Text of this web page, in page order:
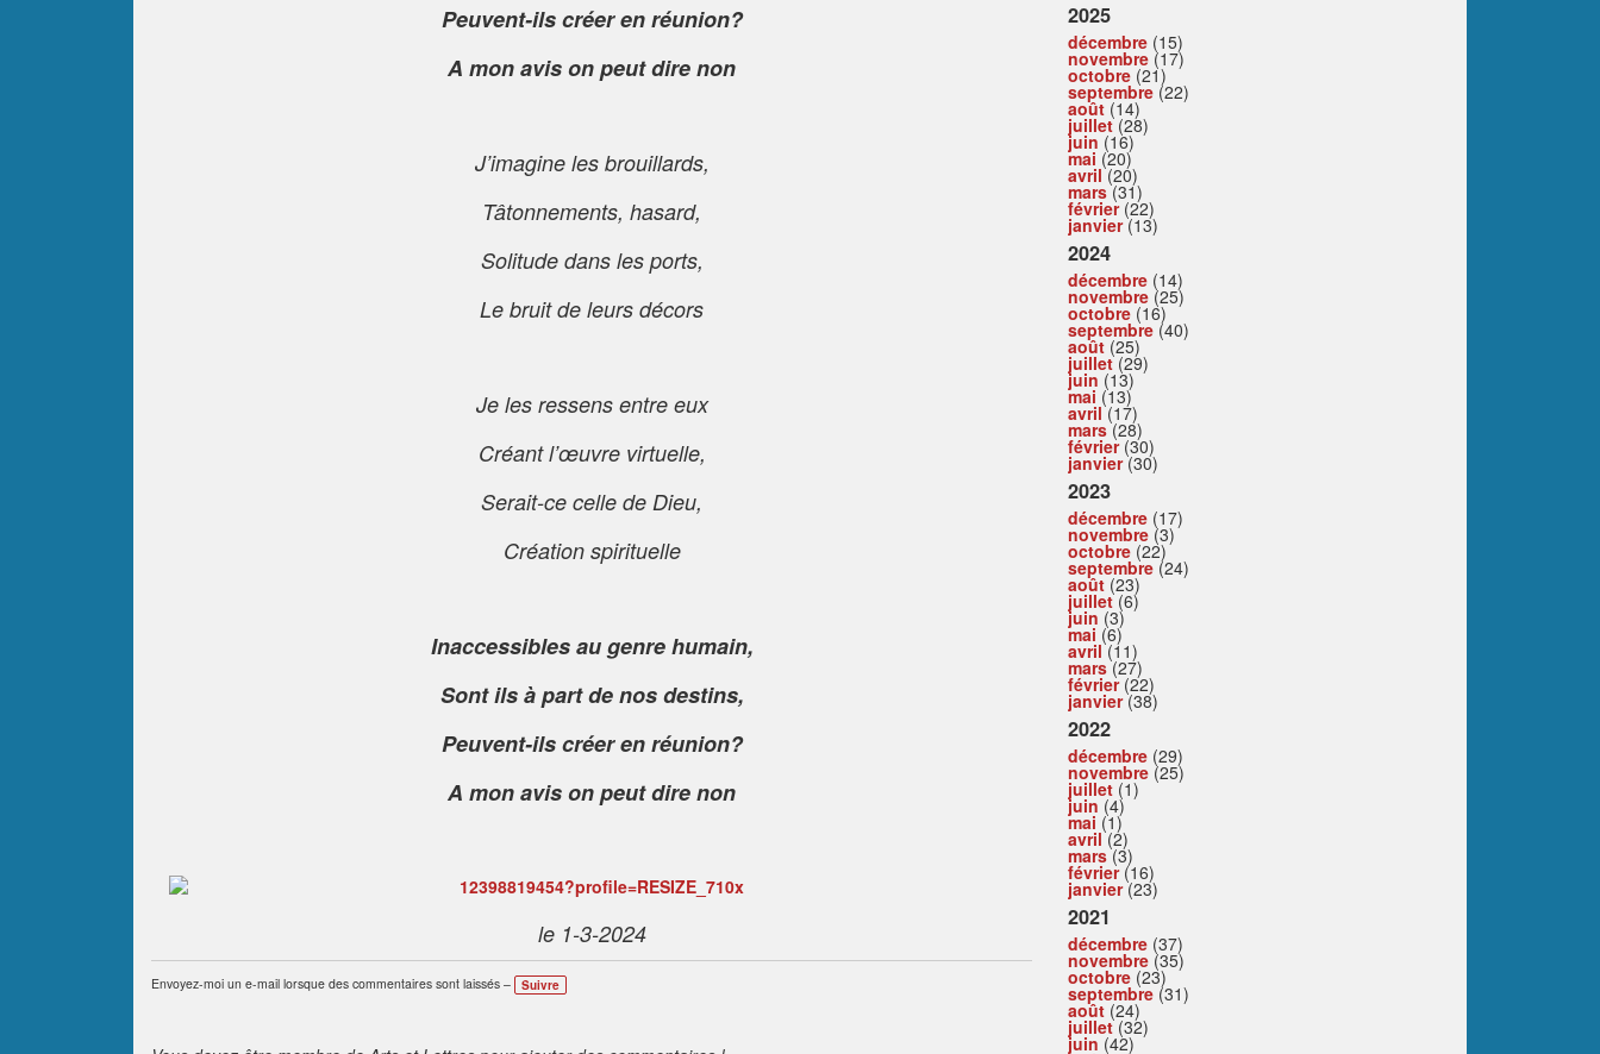
Peuvent-ils créer en réunion?
A mon avis on peut dire non
J’imagine les brouillards,
Tâtonnements, hasard,
Solitude dans les ports,
Le bruit de leurs décors
Je les ressens entre eux
Créant l’œuvre virtuelle,
Serait-ce celle de Dieu,
Création spirituelle
Inaccessibles au genre humain,
Sont ils à part de nos destins,
Peuvent-ils créer en réunion?
A mon avis on peut dire non
le 1-3-2024
Envoyez-moi un e-mail lorsque des commentaires sont laissés – Suivre
2025
décembre (15)
novembre (17)
octobre (21)
septembre (22)
août (14)
juillet(28)
juin (16)
mai (20)
avril(20)
mars(31)
février(22)
janvier(13)
2024
décembre (14)
novembre (25)
octobre (16)
septembre (40)
août (25)
juillet(29)
juin (13)
mai (13)
avril(17)
mars(28)
février(30)
janvier(30)
2023
décembre (17)
novembre (3)
octobre (22)
septembre (24)
août (23)
juillet(6)
juin (3)
mai (6)
avril(11)
mars(27)
février(22)
janvier(38)
2022
décembre (29)
novembre (25)
juillet (1)
juin (4)
mai (1)
avril(2)
mars(3)
février(16)
janvier(23)
2021
décembre (37)
novembre (35)
octobre (23)
septembre (31)
août (24)
juillet(32)
juin (42)